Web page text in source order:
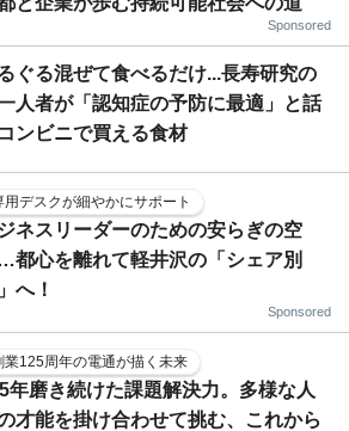
Sponsored
ぐる混ぜて食べるだけ...長寿研究の
人者が「認知症の予防に最適」と話
ンビニで買える食材
用デスクが細やかにサポート
ネスリーダーのための安らぎの空
都心を離れて軽井沢の「シェア別
へ！
Sponsored
業125周年の電通が描く未来
年磨き続けた課題解決力。多様な人
才能を掛け合わせて挑む、これから